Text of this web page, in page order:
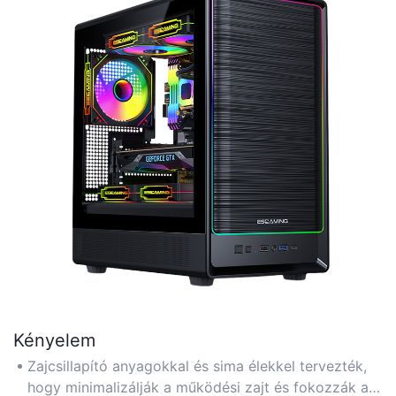
Kényelem
Zajcsillapító anyagokkal és sima élekkel tervezték,
hogy minimalizálják a működési zajt és fokozzák a